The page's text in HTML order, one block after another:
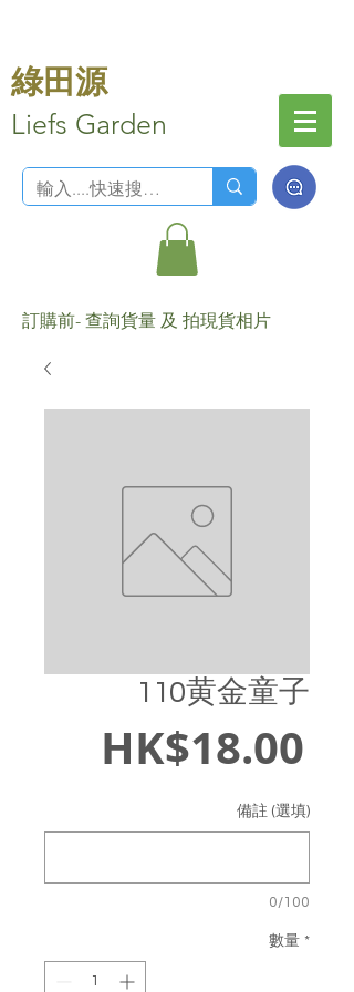
綠田源
Liefs Garden
訂購前- 查詢貨量 及 拍現貨相片
110黄金童子
HK$18.00
格
備註 (選填)
0/100
數量 *